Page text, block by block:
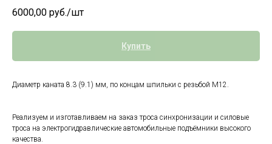
6000,00 руб./шт
Купить
Диаметр каната 8.3 (9.1) мм, по концам шпильки с резьбой М12.
Реализуем и изготавливаем на заказ троса синхронизации и силовые
троса на электрогидравлические автомобильные подъёмники высокого
качества.